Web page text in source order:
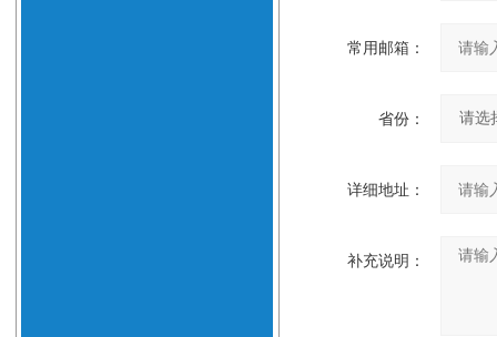
常用邮箱：
省份：
详细地址：
补充说明：